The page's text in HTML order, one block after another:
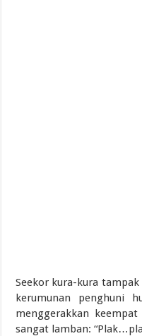
Seekor kura-kura
kerumunan penghuni
menggerakkan
sangat lamban: